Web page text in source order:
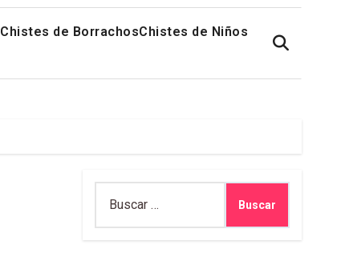
Chistes de BorrachosChistes de Niños